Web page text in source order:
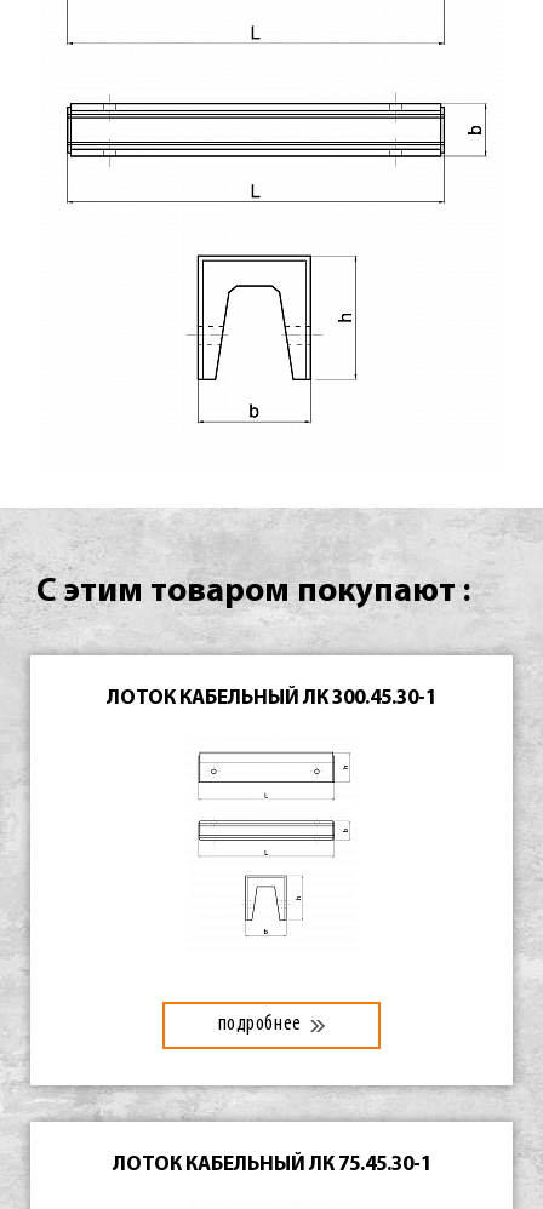
С этим товаром покупают :
ЛОТОК КАБЕЛЬНЫЙ ЛК 300.45.30-1
подробнее
ЛОТОК КАБЕЛЬНЫЙ ЛК 75.45.30-1